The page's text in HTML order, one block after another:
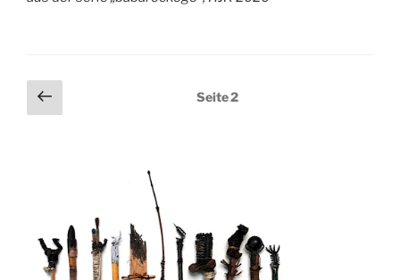
Seitennummerierung
der
Vorherige
Seite
Seite2